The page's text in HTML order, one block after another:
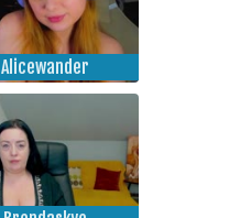
Alicewander